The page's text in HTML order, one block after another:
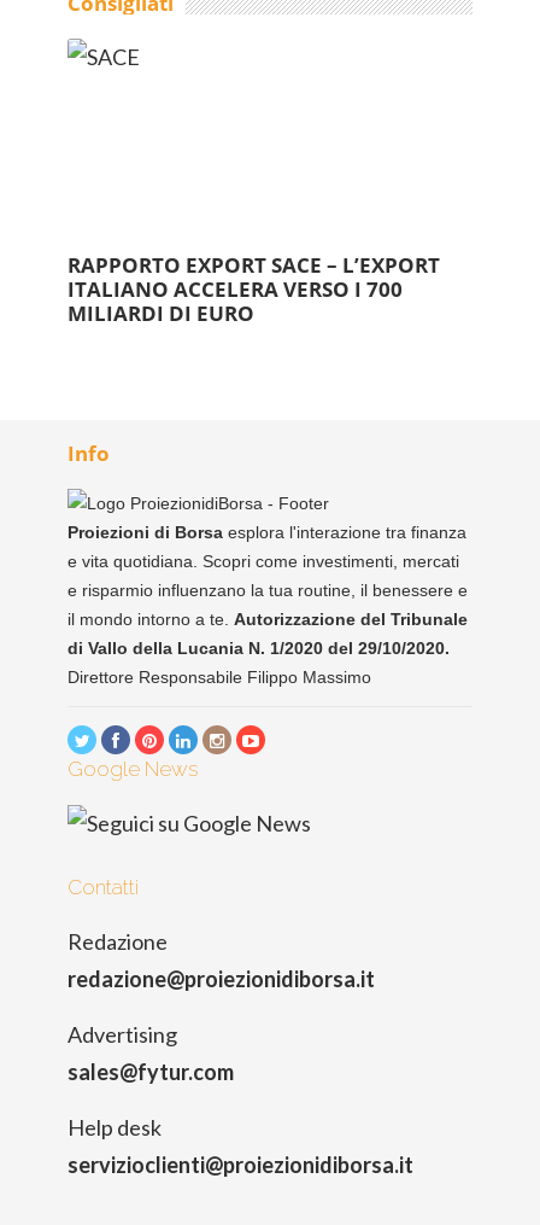
RAPPORTO EXPORT SACE – L’EXPORT
ITALIANO ACCELERA VERSO I 700
MILIARDI DI EURO
Info
Proiezioni di Borsa esplora l'interazione tra finanza
e vita quotidiana. Scopri come investimenti, mercati
e risparmio influenzano la tua routine, il benessere e
il mondo intorno a te. Autorizzazione del Tribunale
di Vallo della Lucania N. 1/2020 del 29/10/2020.
Direttore Responsabile Filippo Massimo
Google News
Contatti
Redazione
redazione@proiezionidiborsa.it
Advertising
sales@fytur.com
Help desk
servizioclienti@proiezionidiborsa.it